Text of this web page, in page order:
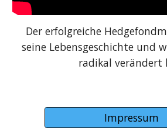
Der erfolgreiche
seine Lebensgeschichte und
radikal verändert
Impressum